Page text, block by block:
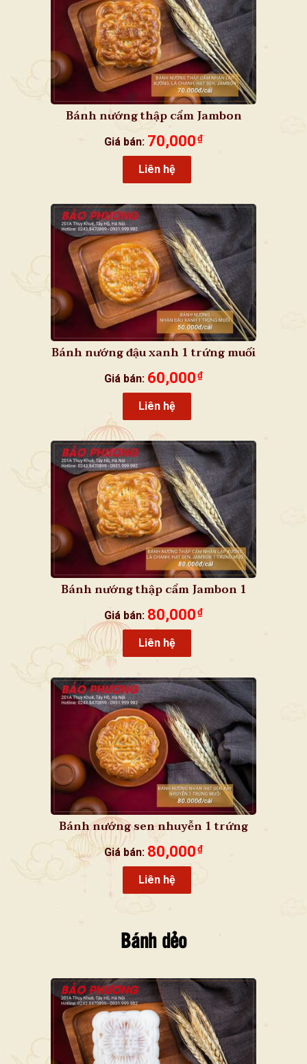
Bánh nướng thập cẩm Jambon
Giá bán: 70,000 ₫
Liên hệ
Bánh nướng đậu xanh 1 trứng muối
Giá bán: 60,000 ₫
Liên hệ
Bánh nướng thập cẩm Jambon 1
trứng muối
Giá bán: 80,000 ₫
Liên hệ
Bánh nướng sen nhuyễn 1 trứng
muối
Giá bán: 80,000 ₫
Liên hệ
Bánh dẻo